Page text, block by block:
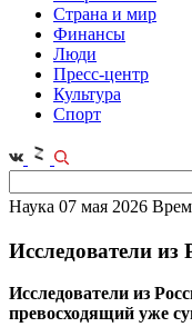
Страна и мир
Финансы
Люди
Пресс-центр
Культура
Спорт
Наука 07 мая 2026
Исследователи из
Исследователи из
превосходящий уже